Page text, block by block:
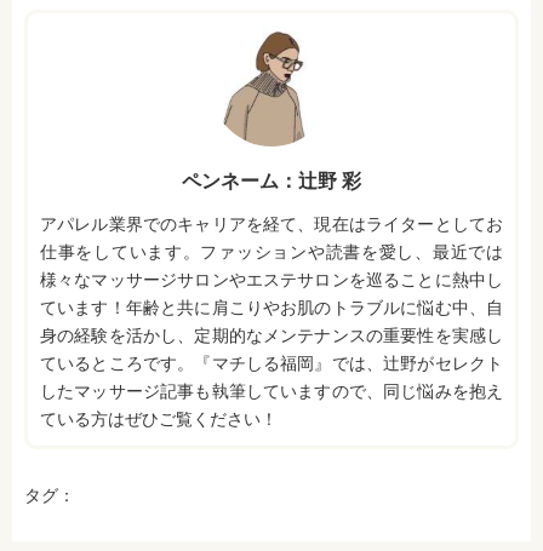
ペンネーム：辻野 彩
アパレル業界でのキャリアを経て、現在はライターとしてお
仕事をしています。ファッションや読書を愛し、最近では
様々なマッサージサロンやエステサロンを巡ることに熱中し
ています！年齢と共に肩こりやお肌のトラブルに悩む中、自
身の経験を活かし、定期的なメンテナンスの重要性を実感し
ているところです。『マチしる福岡』では、辻野がセレクト
したマッサージ記事も執筆していますので、同じ悩みを抱え
ている方はぜひご覧ください！
タグ：